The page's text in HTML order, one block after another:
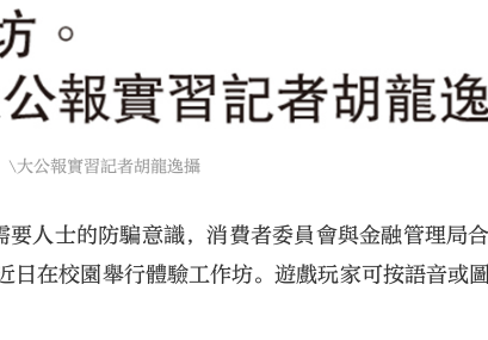
大公報實習記者胡龍逸攝
人士的防騙意識，消費者委員會與金融管理局
在校園舉行體驗工作坊。遊戲玩家可按語音或